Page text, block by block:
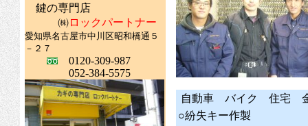
鍵の専門店
㈱ロックパートナー
愛知県名古屋市中川区昭和橋通５
－２７
0120-309-987
052-384-5575
自動車 バイク 住宅
○紛失キー作製